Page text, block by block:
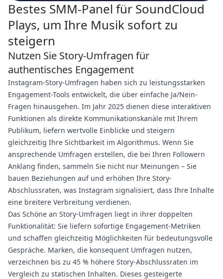
Bestes SMM-Panel für SoundCloud
Plays, um Ihre Musik sofort zu
steigern
Nutzen Sie Story-Umfragen für
authentisches Engagement
Instagram-Story-Umfragen haben sich zu leistungsstarken
Engagement-Tools entwickelt, die über einfache Ja/Nein-
Fragen hinausgehen. Im Jahr 2025 dienen diese interaktiven
Funktionen als direkte Kommunikationskanäle mit Ihrem
Publikum, liefern wertvolle Einblicke und steigern
gleichzeitig Ihre Sichtbarkeit im Algorithmus. Wenn Sie
ansprechende Umfragen erstellen, die bei Ihren Followern
Anklang finden, sammeln Sie nicht nur Meinungen – Sie
bauen Beziehungen auf und erhöhen Ihre Story-
Abschlussraten, was Instagram signalisiert, dass Ihre Inhalte
eine breitere Verbreitung verdienen.
Das Schöne an Story-Umfragen liegt in ihrer doppelten
Funktionalität: Sie liefern sofortige Engagement-Metriken
und schaffen gleichzeitig Möglichkeiten für bedeutungsvolle
Gespräche. Marken, die konsequent Umfragen nutzen,
verzeichnen bis zu 45 % höhere Story-Abschlussraten im
Vergleich zu statischen Inhalten. Dieses gesteigerte